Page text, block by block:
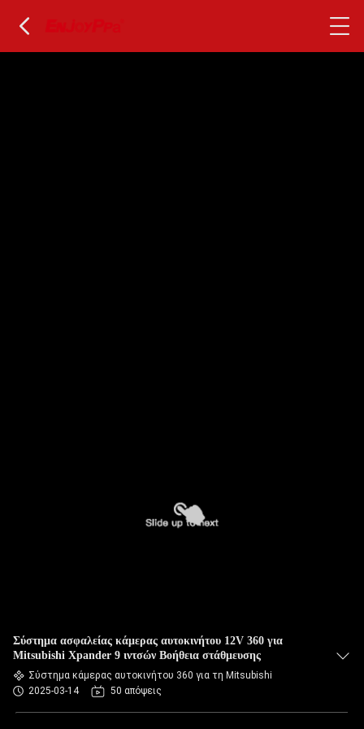
Σύστημα ασφαλείας κάμερας αυτοκινήτου 12V 360 για
Mitsubishi Xpander 9 ιντσών Βοήθεια στάθμευσης
Σύστημα κάμερας αυτοκινήτου 360 για τη Mitsubishi
2025-03-14
50 απόψεις